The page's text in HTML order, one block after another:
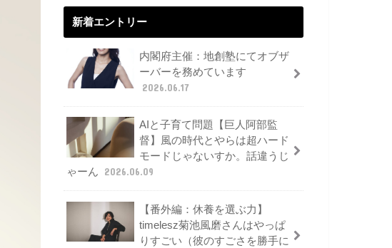
新着エントリー
内閣府主催：地創塾にてオブザ
ーバーを務めています
2026.06.17
AIと子育て問題【巨人阿部監
督】風の時代とやらは超ハード
モードじゃないすか。話違うじ
ゃーん
2026.06.09
【番外編：休養を選ぶ力】
timelesz菊池風磨さんはやっぱ
りすごい（彼のすごさを勝手に